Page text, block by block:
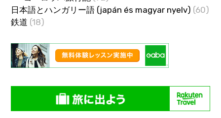
日本語とハンガリー語 (japán és magyar nyelv) (60)
鉄道 (18)